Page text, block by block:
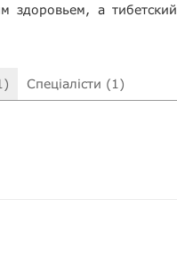
здоровьем, а тибетский
Спеціалісти (1)